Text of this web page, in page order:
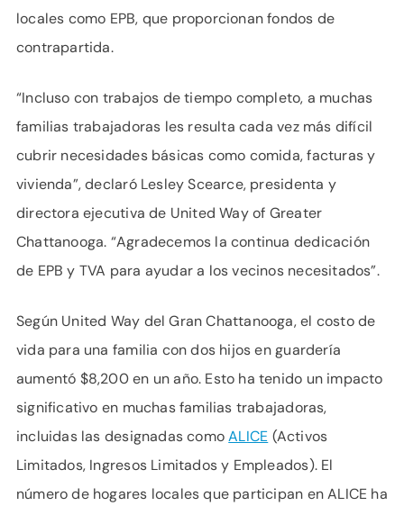
locales como EPB, que proporcionan fondos de
contrapartida.
“Incluso con trabajos de tiempo completo, a muchas
familias trabajadoras les resulta cada vez más difícil
cubrir necesidades básicas como comida, facturas y
vivienda”, declaró Lesley Scearce, presidenta y
directora ejecutiva de United Way of Greater
Chattanooga. “Agradecemos la continua dedicación
de EPB y TVA para ayudar a los vecinos necesitados”.
Según United Way del Gran Chattanooga, el costo de
vida para una familia con dos hijos en guardería
aumentó $8,200 en un año. Esto ha tenido un impacto
significativo en muchas familias trabajadoras,
incluidas las designadas comoALICE (Activos
Limitados, Ingresos Limitados y Empleados). El
número de hogares locales que participan en ALICE ha